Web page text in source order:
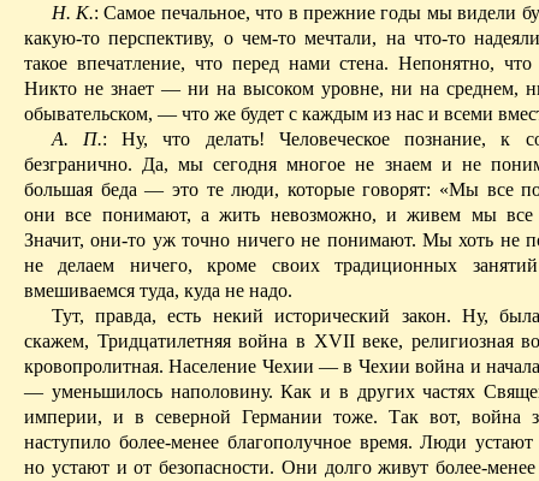
Н. К.: Самое печальное, что в прежние годы мы видели
какую-то перспективу, о чем-то мечтали, на что-то
такое впечатление, что перед нами стена. Непонятно, что
Никто не знает — ни на высоком уровне, ни на среднем,
обывательском, — что же будет с каждым из нас и всеми
А. П.: Ну, что делать! Человеческое познание, к
безгранично. Да, мы сегодня многое не знаем и не
большая беда — это те люди, которые говорят: «Мы все
они все понимают, а жить невозможно, и живем мы
Значит, они-то уж точно ничего не понимают. Мы хоть не
не делаем ничего, кроме своих традиционных
вмешиваемся туда, куда не надо.
Тут, правда, есть некий исторический закон. Ну,
скажем, Тридцатилетняя война в XVII веке, религиозная
кровопролитная. Население Чехии — в Чехии война и
— уменьшилось наполовину. Как и в других частях
империи, и в северной Германии тоже. Так вот, война
наступило более-менее благополучное время. Люди устают
но устают и от безопасности. Они долго живут более-